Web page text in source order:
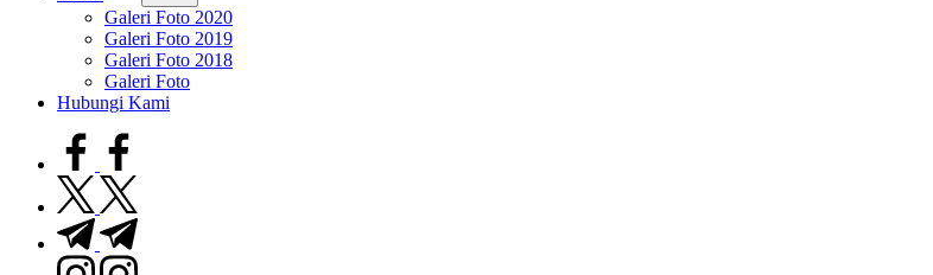
Galeri Foto 2020
Galeri Foto 2019
Galeri Foto 2018
Galeri Foto
Hubungi Kami
facebook.com
twitter.com
t.me
instagram.com